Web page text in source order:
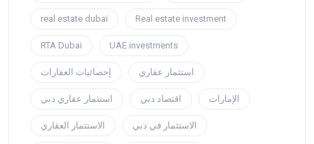
real estate dubai Real estate investment
RTA Dubai UAE investments
إحصائيات العقارات استثمار عقاري
استثمار عقاري دبي اقتصاد دبي الإمارات
الاستثمار العقاري الاستثمار في دبي